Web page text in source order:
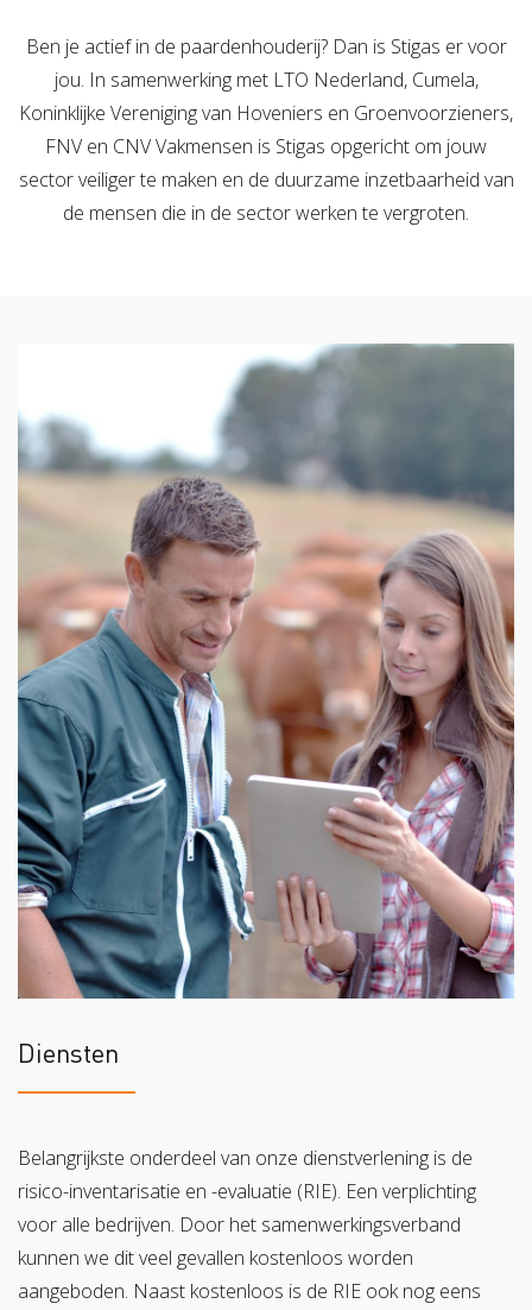
Vitaliteitsscan Vertrouwenspersoon
Actueel
Nieuws Nieuwsbrief Publicaties Agenda
Over Stigas
Onze diensten
3V's van Stigas
Ben je actief in de paardenhouderij? Dan is Stigas er voor
jou. In samenwerking met LTO Nederland, Cumela,
Koninklijke Vereniging van Hoveniers en Groenvoorzieners,
FNV en CNV Vakmensen is Stigas opgericht om jouw
sector veiliger te maken en de duurzame inzetbaarheid van
de mensen die in de sector werken te vergroten.
Diensten
Belangrijkste onderdeel van onze dienstverlening is de
risico-inventarisatie en -evaluatie (RIE). Een verplichting
voor alle bedrijven. Door het samenwerkingsverband
kunnen we dit veel gevallen kostenloos worden
aangeboden. Naast kostenloos is de RIE ook nog eens